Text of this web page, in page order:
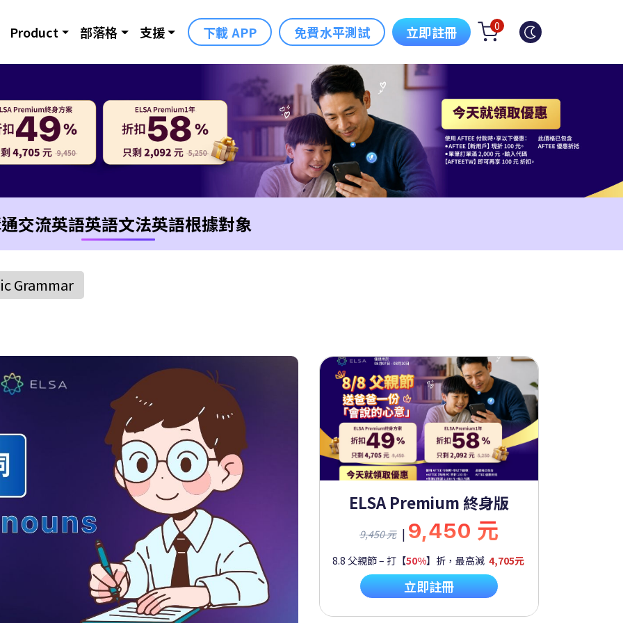
Product 部落格 支援 下載 APP 免費水平測試 立即註冊 0
交流英語英語文法英語根據對象
Grammar
ELSA Premium 終身版
9,450 元 | 9,450 元
8.8 父親節 – 打【50%】折，最高減 4,705元
立即註冊